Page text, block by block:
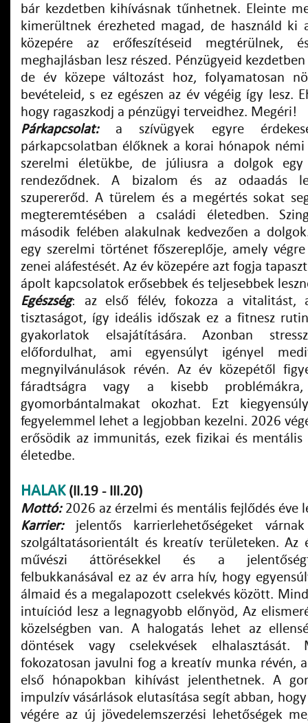
bár kezdetben kihívásnak tűnhetnek. Eleinte
kimerültnek érezheted magad, de használd ki
közepére az erőfeszítéseid megtérülnek,
meghajlásban lesz részed. Pénzügyeid
de év közepe változást hoz, folyamatosan
bevételeid, s ez egészen az év végéig így lesz.
hogy ragaszkodj a pénzügyi terveidhez. Megéri!
Párkapcsolat:a szívügyek egyre
párkapcsolatban élőknek a korai hónapok
szerelmi életükbe, de júliusra a dolgok
rendeződnek. A bizalom és az odaadás
szupererőd. A türelem és a megértés sokat
megteremtésében a családi életedben.
második felében alakulnak kedvezően a
egy szerelmi történet főszereplője, amely
zenei aláfestését. Az év közepére azt fogja
ápolt kapcsolatok erősebbek és teljesebbek
Egészség: az első félév, fokozza a vitalitást,
tisztaságot, így ideális időszak ez a fitnesz
gyakorlatok elsajátítására. Azonban
előfordulhat, ami egyensúlyt igényel
megnyilvánulások révén. Az év közepétől
fáradtságra vagy a kisebb
gyomorbántalmakat okozhat. Ezt
fegyelemmel lehet a legjobban kezelni. 2026
erősödik az immunitás, ezek fizikai és
életedbe.
HALAK(II.19 - III.20)
Mottó:2026 az érzelmi és mentális fejlődés éve
Karrier:jelentős karrierlehetőségeket
szolgáltatásorientált és kreatív területeken. Az
művészi áttörésekkel és a
felbukkanásával ez az év arra hív, hogy
álmaid és a megalapozott cselekvés között.
intuíciód lesz a legnagyobb előnyöd, Az
közelségben van. A halogatás lehet az
döntések vagy cselekvések
fokozatosan javulni fog a kreatív munka révén,
első hónapokban kihívást jelenthetnek. A
impulzív vásárlások elutasítása segít abban,
végére az új jövedelemszerzési lehetőségek